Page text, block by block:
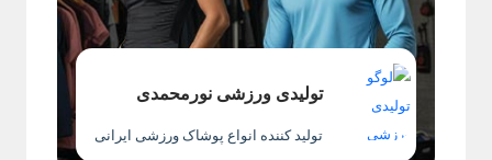
تولیدی ورزشی نورمحمدی
تولید کننده انواع پوشاک ورزشی ایرانی